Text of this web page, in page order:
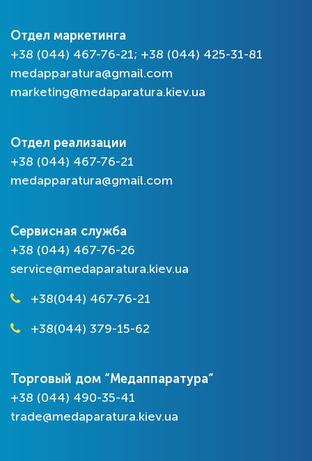
Отдел маркетинга
+38 (044) 467-76-21; +38 (044) 425-31-81
medapparatura@gmail.com
marketing@medaparatura.kiev.ua
Отдел реализации
+38 (044) 467-76-21
medapparatura@gmail.com
Сервисная служба
+38 (044) 467-76-26
service@medaparatura.kiev.ua
+38(044) 467-76-21
+38(044) 379-15-62
Торговый дом “Медаппаратура”
+38 (044) 490-35-41
trade@medaparatura.kiev.ua